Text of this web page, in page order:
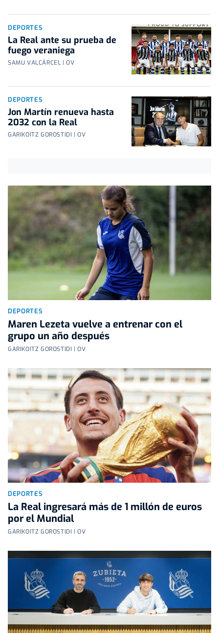
DEPORTES
La Real ante su prueba de
fuego veraniega
SAMU VALCÁRCEL | OV
DEPORTES
Jon Martín renueva hasta
2032 con la Real
GARIKOITZ GOROSTIDI | OV
DEPORTES
Maren Lezeta vuelve a entrenar con el
grupo un año después
GARIKOITZ GOROSTIDI | OV
DEPORTES
La Real ingresará más de 1 millón de euros
por el Mundial
GARIKOITZ GOROSTIDI | OV